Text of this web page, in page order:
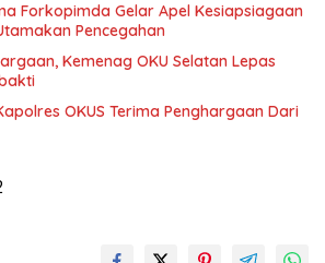
Forkopimda Gelar Apel Kesiapsiagaan
Pencegahan
Kemenag OKU Selatan Lepas
OKUS Terima Penghargaan Dari